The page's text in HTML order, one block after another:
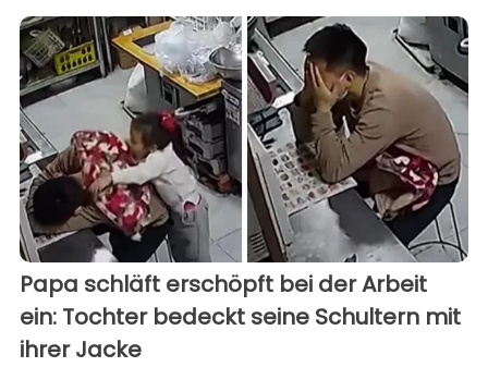
Papa schläft erschöpft bei der Arbeit
ein: Tochter bedeckt seine Schultern mit
ihrer Jacke